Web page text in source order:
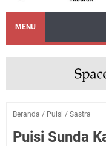
MENU
Beranda / Puisi / Sastra
Puisi Sunda